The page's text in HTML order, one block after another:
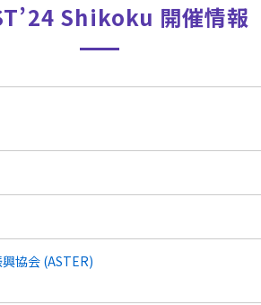
Shikoku 開催情報
協会 (ASTER)